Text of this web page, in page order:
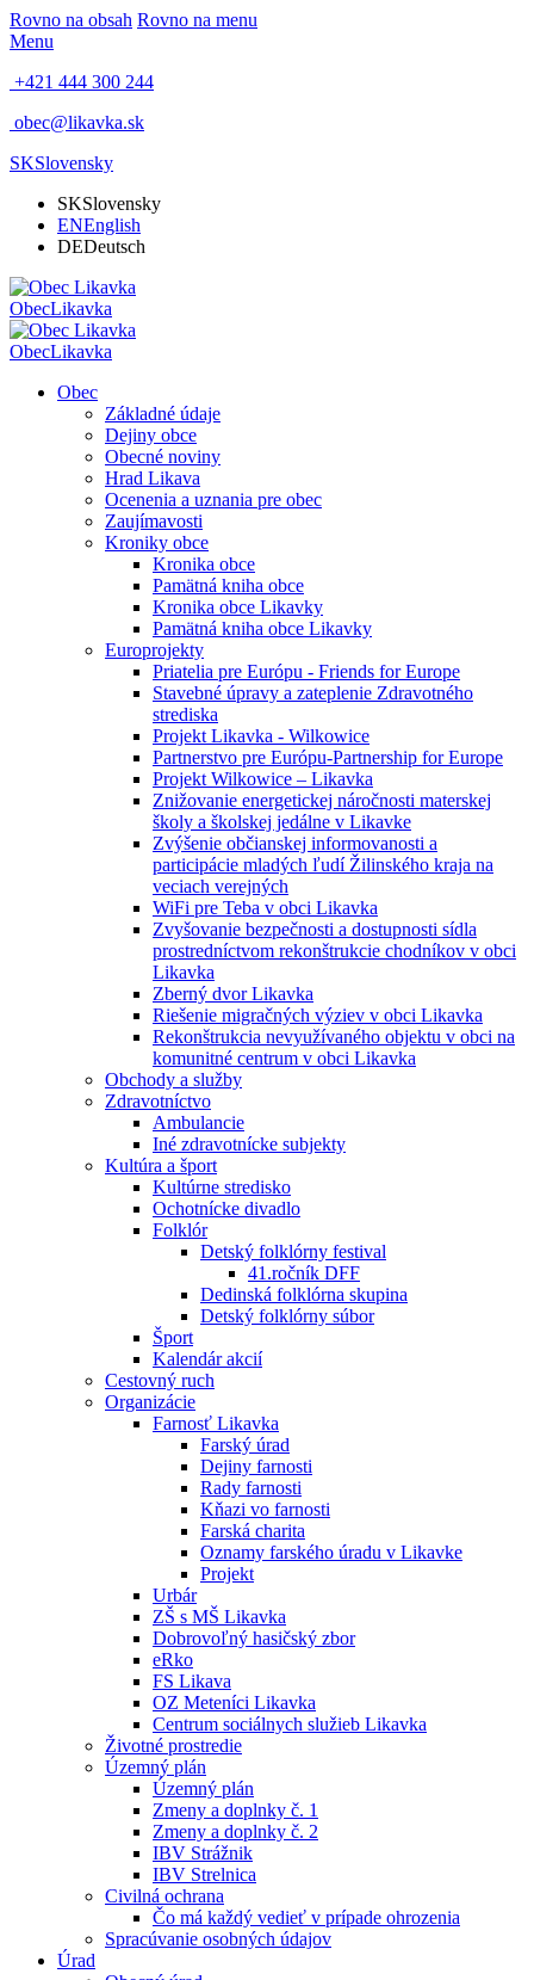
Rovno na obsah Rovno na menu
Menu
+421 444 300 244
obec@likavka.sk
SKSlovensky
SKSlovensky
ENEnglish
DEDeutsch
ObecLikavka
ObecLikavka
Obec
Základné údaje
Dejiny obce
Obecné noviny
Hrad Likava
Ocenenia a uznania pre obec
Zaujímavosti
Kroniky obce
Kronika obce
Pamätná kniha obce
Kronika obce Likavky
Pamätná kniha obce Likavky
Europrojekty
Priatelia pre Európu - Friends for Europe
Stavebné úpravy a zateplenie Zdravotného
strediska
Projekt Likavka - Wilkowice
Partnerstvo pre Európu-Partnership for Europe
Projekt Wilkowice – Likavka
Znižovanie energetickej náročnosti materskej
školy a školskej jedálne v Likavke
Zvýšenie občianskej informovanosti a
participácie mladých ľudí Žilinského kraja na
veciach verejných
WiFi pre Teba v obci Likavka
Zvyšovanie bezpečnosti a dostupnosti sídla
prostredníctvom rekonštrukcie chodníkov v obci
Likavka
Zberný dvor Likavka
Riešenie migračných výziev v obci Likavka
Rekonštrukcia nevyužívaného objektu v obci na
komunitné centrum v obci Likavka
Obchody a služby
Zdravotníctvo
Ambulancie
Iné zdravotnícke subjekty
Kultúra a šport
Kultúrne stredisko
Ochotnícke divadlo
Folklór
Detský folklórny festival
41.ročník DFF
Dedinská folklórna skupina
Detský folklórny súbor
Šport
Kalendár akcií
Cestovný ruch
Organizácie
Farnosť Likavka
Farský úrad
Dejiny farnosti
Rady farnosti
Kňazi vo farnosti
Farská charita
Oznamy farského úradu v Likavke
Projekt
Urbár
ZŠ s MŠ Likavka
Dobrovoľný hasičský zbor
eRko
FS Likava
OZ Meteníci Likavka
Centrum sociálnych služieb Likavka
Životné prostredie
Územný plán
Územný plán
Zmeny a doplnky č. 1
Zmeny a doplnky č. 2
IBV Strážnik
IBV Strelnica
Civilná ochrana
Čo má každý vedieť v prípade ohrozenia
Spracúvanie osobných údajov
Úrad